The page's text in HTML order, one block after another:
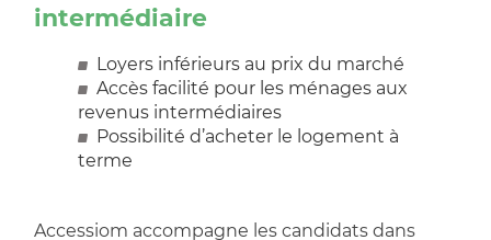
intermédiaire
Loyers inférieurs au prix du marché
Accès facilité pour les ménages aux
revenus intermédiaires
Possibilité d’acheter le logement à
terme
Accessiom accompagne les candidats dans